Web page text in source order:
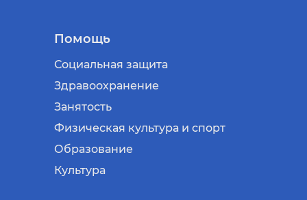
Помощь
Социальная защита
Здравоохранение
Занятость
Физическая культура и спорт
Образование
Культура